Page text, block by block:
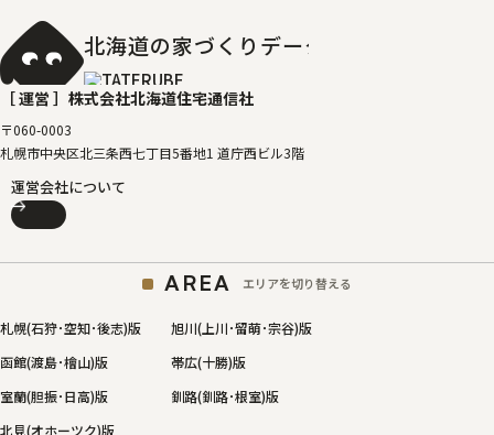
北海道の家づくりデータベース
［ 運営 ］ 株式会社北海道住宅通信社
〒060-0003
札幌市中央区北三条西七丁目5番地1 道庁西ビル3階
運営会社について
AREA エリアを切り替える
札幌(石狩･空知･後志)版
旭川(上川･留萌･宗谷)版
函館(渡島･檜山)版
帯広(十勝)版
室蘭(胆振･日高)版
釧路(釧路･根室)版
北見(オホーツク)版